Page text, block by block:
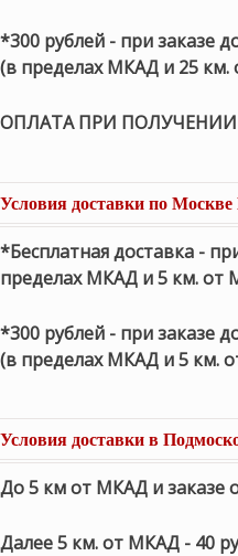
*300 рублей - при заказе
(в пределах МКАД и 25
ОПЛАТА ПРИ
Условия доставки по
*Бесплатная доставка -
пределах МКАД и 5 км. от
*300 рублей - при заказе
(в пределах МКАД и 5 км.
Условия доставки в
До 5 км от МКАД и заказе
Далее 5 км. от МКАД - 40